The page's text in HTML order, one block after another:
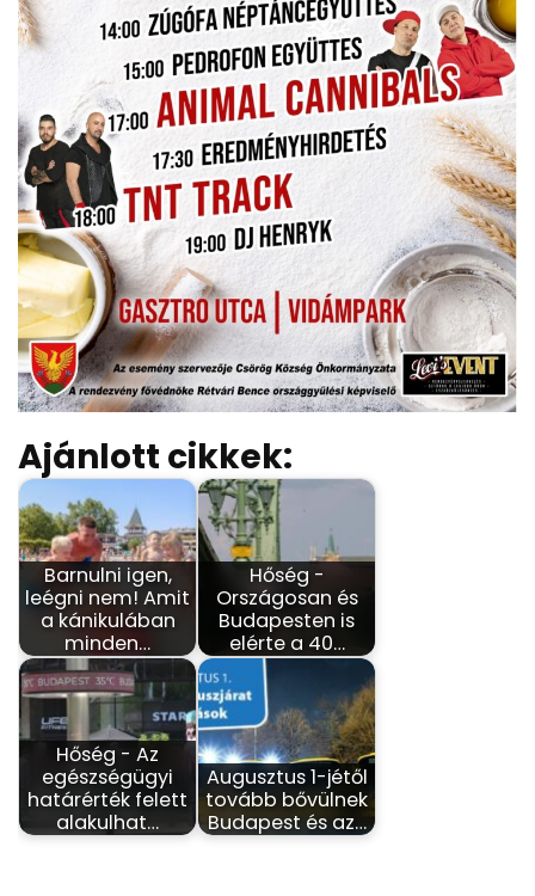
Ajánlott cikkek:
Barnulni igen,
leégni nem! Amit
a kánikulában
minden…
Hőség -
Országosan és
Budapesten is
elérte a 40…
Hőség - Az
egészségügyi
határérték felett
alakulhat…
Augusztus 1-jétől
tovább bővülnek
Budapest és az…